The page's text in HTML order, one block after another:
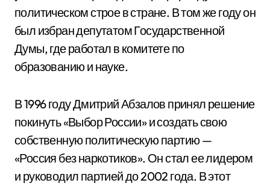
политическом строе в стране. В том же году он
был избран депутатом Государственной
Думы, где работал в комитете по
образованию и науке.
В 1996 году Дмитрий Абзалов принял решение
покинуть «Выбор России» и создать свою
собственную политическую партию —
«Россия без наркотиков». Он стал ее лидером
и руководил партией до 2002 года. В этот